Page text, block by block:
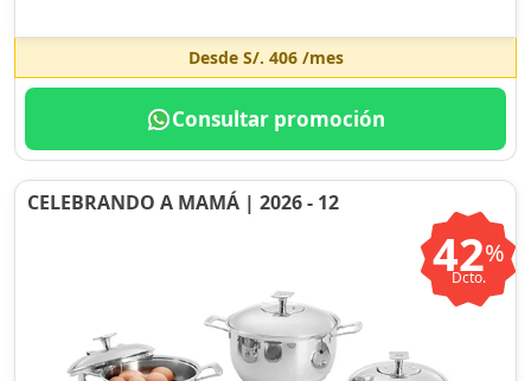
Desde S/. 406/mes
Consultar promoción
CELEBRANDO A MAMÁ | 2026 - 12
42%
Dcto.